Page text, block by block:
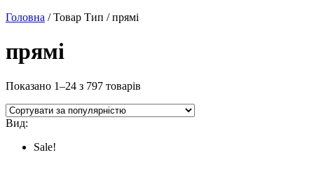
Головна / Товар Тип / прямі
прямі
Показано 1–24 з 797 товарів
Вид:
Sale!